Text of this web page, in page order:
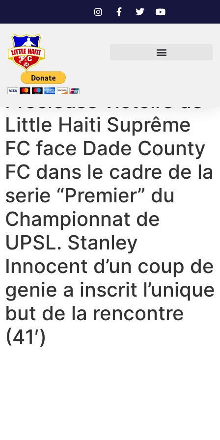
Precieuse victoire de
Little Haiti Suprême
FC face Dade County
FC dans le cadre de la
serie “Premier” du
Championnat de
UPSL. Stanley
Innocent d’un coup de
genie a inscrit l’unique
but de la rencontre
(41′)